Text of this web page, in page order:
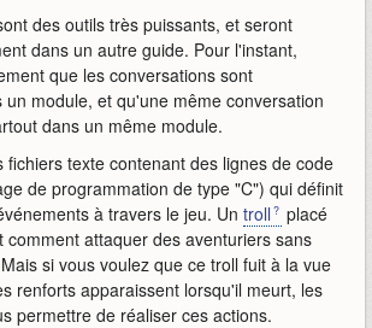
des outils très puissants, et seront
dans un autre guide. Pour l'instant,
que les conversations sont
module, et qu'une même conversation
dans un même module.
fichiers texte contenant des lignes de code
de programmation de type "C") qui définit
à travers le jeu. Un troll
placé
comment attaquer des aventuriers sans
si vous voulez que ce troll fuit à la vue
renforts apparaissent lorsqu'il meurt, les
permettre de réaliser ces actions.